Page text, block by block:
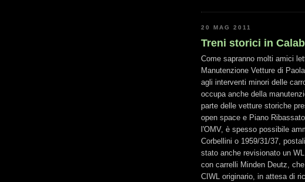
20 MAG 2011
Treni storici in
Come sapranno molti amici
Manutenzione Vetture di
agli interventi minori delle
occupa anche della
parte delle vetture storiche
open space e Piano
l'OMV, è spesso possibile
Corbellini o 1959/31/37,
stato anche revisionato un
con carrelli Minden Deutz,
CIWL originario, in attesa di